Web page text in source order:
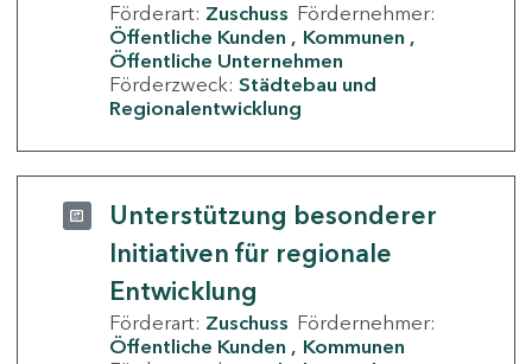
Förderart: Zuschuss Fördernehmer:
Öffentliche Kunden
Kommunen
Öffentliche Unternehmen
Förderzweck: Städtebau und
Regionalentwicklung
Unterstützung besonderer
Initiativen für regionale
Entwicklung
Förderart: Zuschuss Fördernehmer:
Öffentliche Kunden
Kommunen